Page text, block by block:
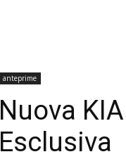
anteprime
Nuova
Esclusiva